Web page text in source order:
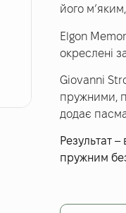
його
Elgon
окреслені
Giovanni
пружними,
додає
Результат
пружним